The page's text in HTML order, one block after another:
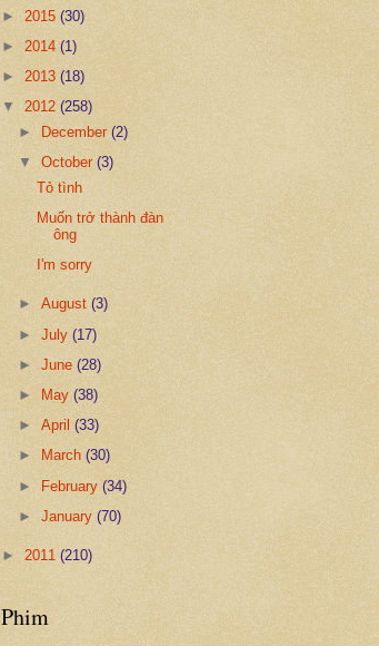
► 2015 (30)
► 2014 (1)
► 2013 (18)
▼ 2012 (258)
►
December(2)
▼October(3)
Tỏ tình
Muốn trở thành đàn
ông
I'm sorry
►August(3)
►July(17)
►June(28)
►
May(38)
►April(33)
►
March(30)
► February(34)
►January(70)
► 2011 (210)
Phim